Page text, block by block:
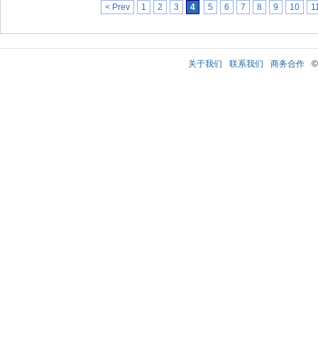
< Prev 1 2 3 4 5 6 7 8 9 10
关于我们 联系我们 商务合作